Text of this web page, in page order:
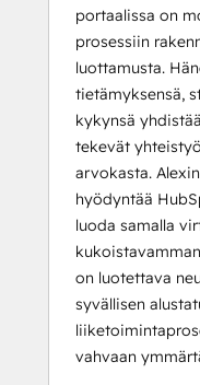
portaalissa on
prosessiin
luottamusta.
tietämyksensä,
kykynsä
tekevät
arvokasta.
hyödyntää
luoda samalla
on luotettava
syvällisen
vahvaan